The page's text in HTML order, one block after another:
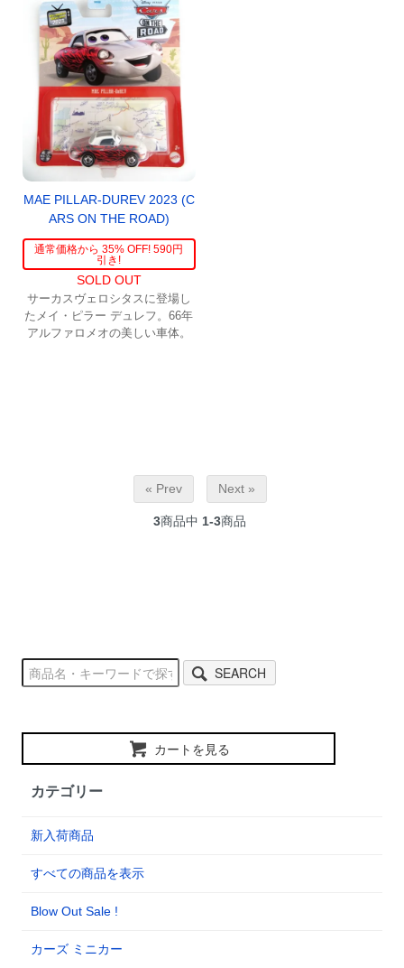
MAE PILLAR-DUREV 2023 (C
ARS ON THE ROAD)
通常価格から 35% OFF! 590円
引き!
SOLD OUT
サーカスヴェロシタスに登場し
たメイ・ピラー デュレフ。66年
アルファロメオの美しい車体。
« Prev Next »
3商品中 1-3商品
SEARCH
カートを見る
カテゴリー
新入荷商品
すべての商品を表示
Blow Out Sale !
カーズ ミニカー